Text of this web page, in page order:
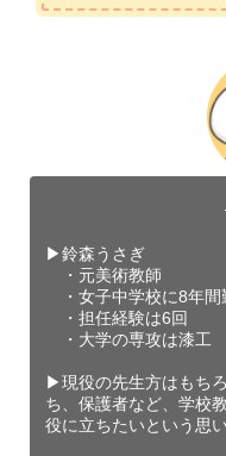
▶︎鈴森うさぎ
・元美術教師
・女子中学校に8年間
・担任経験は6回
・大学の専攻は漆工
▶︎現役の先生方はもち
ち、保護者など、学校
役に立ちたいという思